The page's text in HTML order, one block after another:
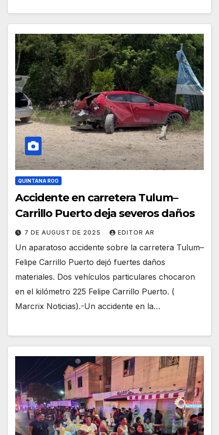
QUINTANA ROO
Accidente en carretera Tulum–
Carrillo Puerto deja severos daños
7 DE AUGUST DE 2025 EDITOR AR
Un aparatoso accidente sobre la carretera Tulum–
Felipe Carrillo Puerto dejó fuertes daños
materiales. Dos vehículos particulares chocaron
en el kilómetro 225 Felipe Carrillo Puerto. (
Marcrix Noticias).-Un accidente en la…